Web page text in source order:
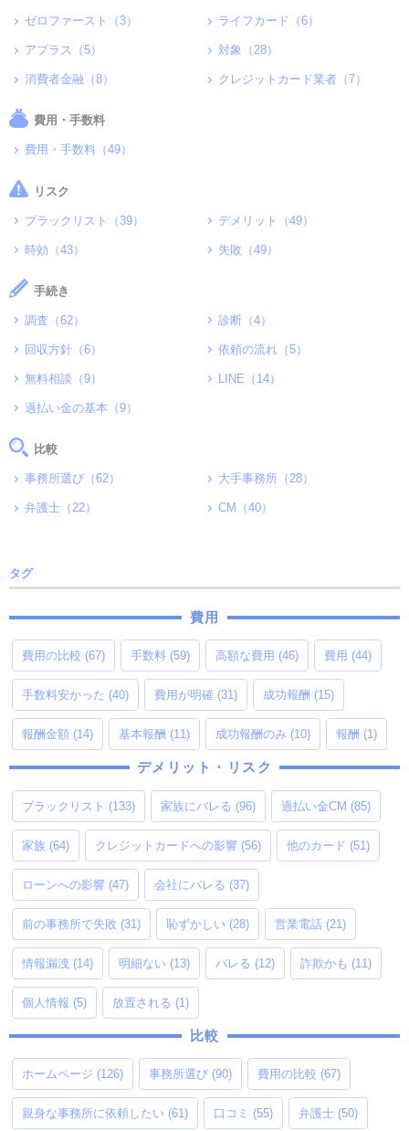
ゼロファースト（3） ライフカード（6）
アプラス（5） 対象（28）
消費者金融（8） クレジットカード業者（7）
費用・手数料
費用・手数料（49）
リスク
ブラックリスト（39） デメリット（49）
時効（43） 失敗（49）
手続き
調査（62） 診断（4）
回収方針（6） 依頼の流れ（5）
無料相談（9） LINE（14）
過払い金の基本（9）
比較
事務所選び（62） 大手事務所（28）
弁護士（22） CM（40）
タグ
費用
費用の比較 (67) 手数料 (59) 高額な費用 (46) 費用 (44)
手数料安かった (40) 費用が明確 (31) 成功報酬 (15)
報酬金額 (14) 基本報酬 (11) 成功報酬のみ (10) 報酬 (1)
デメリット・リスク
ブラックリスト (133) 家族にバレる (96) 過払い金CM (85)
家族 (64) クレジットカードへの影響 (56) 他のカード (51)
ローンへの影響 (47) 会社にバレる (37)
前の事務所で失敗 (31) 恥ずかしい (28) 営業電話 (21)
情報漏洩 (14) 明細ない (13) バレる (12) 詐欺かも (11)
個人情報 (5) 放置される (1)
比較
ホームページ (126) 事務所選び (90) 費用の比較 (67)
親身な事務所に依頼したい (61) 口コミ (55) 弁護士 (50)